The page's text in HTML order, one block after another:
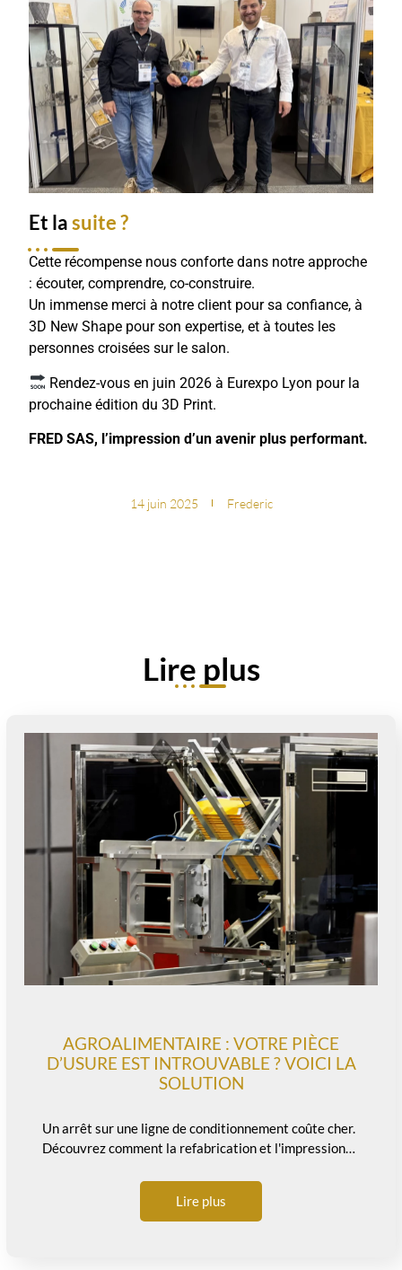
Et lasuite ?
Cette récompense nous conforte dans notre approche
: écouter, comprendre, co-construire.
Un immense merci à notre client pour sa confiance, à
3D New Shape pour son expertise, et à toutes les
personnes croisées sur le salon.
Rendez-vous en juin 2026 à Eurexpo Lyon pour la
prochaine édition du 3D Print.
FRED SAS, l’impression d’un avenir plus performant.
14 juin 2025 Frederic
Lire plus
AGROALIMENTAIRE : VOTRE PIÈCE
D’USURE EST INTROUVABLE ? VOICI LA
SOLUTION
Un arrêt sur une ligne de conditionnement coûte cher.
Découvrez comment la refabrication et l'impression…
Lire plus